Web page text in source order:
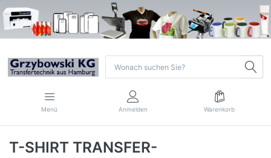
Menü Anmelden Warenkorb
T-SHIRT TRANSFER-